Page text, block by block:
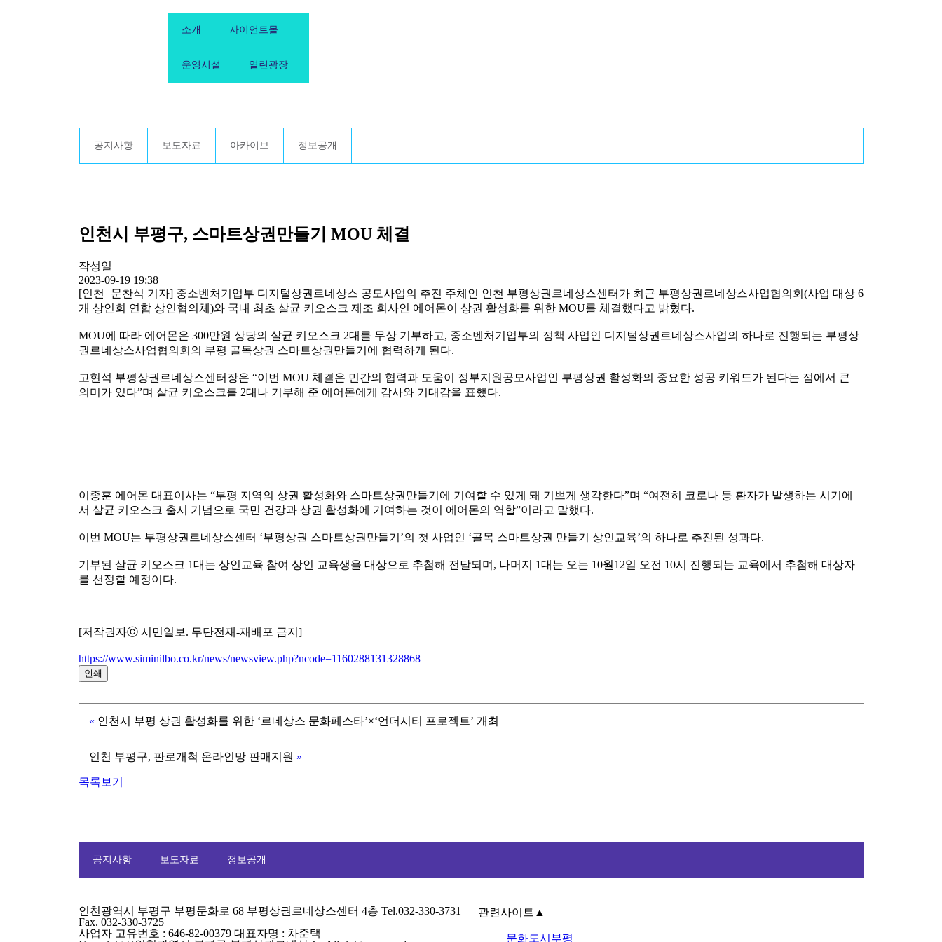
소개 자이언트몰
운영시설 열린광장
공지사항 보도자료 아카이브 정보공개
인천시 부평구, 스마트상권만들기 MOU 체결
작성일
2023-09-19 19:38
[인천=문찬식 기자] 중소벤처기업부 디지털상권르네상스 공모사업의 추진 주체인 인천 부평상권르네상스센터가 최근 부평상권르네상스사업협의회(사업 대상 6
개 상인회 연합 상인협의체)와 국내 최초 살균 키오스크 제조 회사인 에어몬이 상권 활성화를 위한 MOU를 체결했다고 밝혔다.
MOU에 따라 에어몬은 300만원 상당의 살균 키오스크 2대를 무상 기부하고, 중소벤처기업부의 정책 사업인 디지털상권르네상스사업의 하나로 진행되는 부평상
권르네상스사업협의회의 부평 골목상권 스마트상권만들기에 협력하게 된다.
고현석 부평상권르네상스센터장은 “이번 MOU 체결은 민간의 협력과 도움이 정부지원공모사업인 부평상권 활성화의 중요한 성공 키워드가 된다는 점에서 큰
의미가 있다”며 살균 키오스크를 2대나 기부해 준 에어몬에게 감사와 기대감을 표했다.
이종훈 에어몬 대표이사는 “부평 지역의 상권 활성화와 스마트상권만들기에 기여할 수 있게 돼 기쁘게 생각한다”며 “여전히 코로나 등 환자가 발생하는 시기에
서 살균 키오스크 출시 기념으로 국민 건강과 상권 활성화에 기여하는 것이 에어몬의 역할”이라고 말했다.
이번 MOU는 부평상권르네상스센터 ‘부평상권 스마트상권만들기’의 첫 사업인 ‘골목 스마트상권 만들기 상인교육’의 하나로 추진된 성과다.
기부된 살균 키오스크 1대는 상인교육 참여 상인 교육생을 대상으로 추첨해 전달되며, 나머지 1대는 오는 10월12일 오전 10시 진행되는 교육에서 추첨해 대상자
를 선정할 예정이다.
[저작권자ⓒ 시민일보. 무단전재-재배포 금지]
https://www.siminilbo.co.kr/news/newsview.php?ncode=1160288131328868
인쇄
« 인천시 부평 상권 활성화를 위한 ‘르네상스 문화페스타’×‘언더시티 프로젝트’ 개최
인천 부평구, 판로개척 온라인망 판매지원 »
목록보기
공지사항 보도자료 정보공개
인천광역시 부평구 부평문화로 68 부평상권르네상스센터 4층 Tel.032-330-3731
Fax. 032-330-3725
사업자 고유번호 : 646-82-00379 대표자명 : 차준택
관련사이트 ▲
문화도시부평